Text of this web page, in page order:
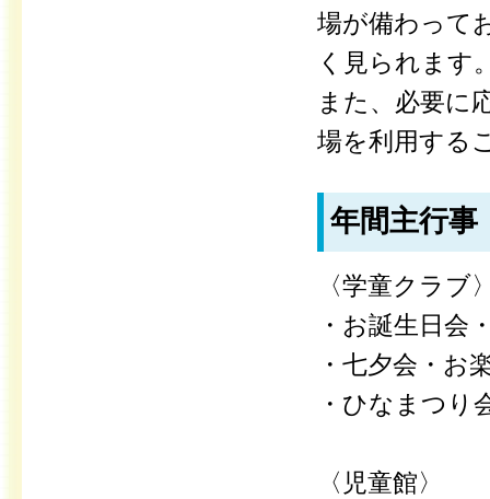
場が備わって
く見られます
また、必要に
場を利用する
年間主行事
〈学童クラブ
・お誕生日会
・七夕会・お
・ひなまつり
〈児童館〉